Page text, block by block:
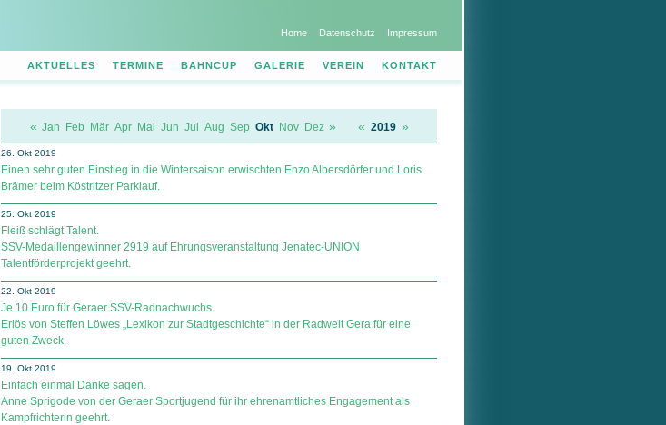
Home Datenschutz Impressum
AKTUELLES TERMINE BAHNCUP GALERIE VEREIN KONTAKT
« Jan Feb Mär Apr Mai Jun Jul Aug Sep Okt Nov Dez » « 2019 »
26. Okt 2019
Einen sehr guten Einstieg in die Wintersaison erwischten Enzo Albersdörfer und Loris
Brämer beim Köstritzer Parklauf.
25. Okt 2019
Fleiß schlägt Talent.
SSV-Medaillengewinner 2919 auf Ehrungsveranstaltung Jenatec-UNION
Talentförderprojekt geehrt.
22. Okt 2019
Je 10 Euro für Geraer SSV-Radnachwuchs.
Erlös von Steffen Löwes „Lexikon zur Stadtgeschichte“ in der Radwelt Gera für eine
guten Zweck.
19. Okt 2019
Einfach einmal Danke sagen.
Anne Sprigode von der Geraer Sportjugend für ihr ehrenamtliches Engagement als
Kampfrichterin geehrt.